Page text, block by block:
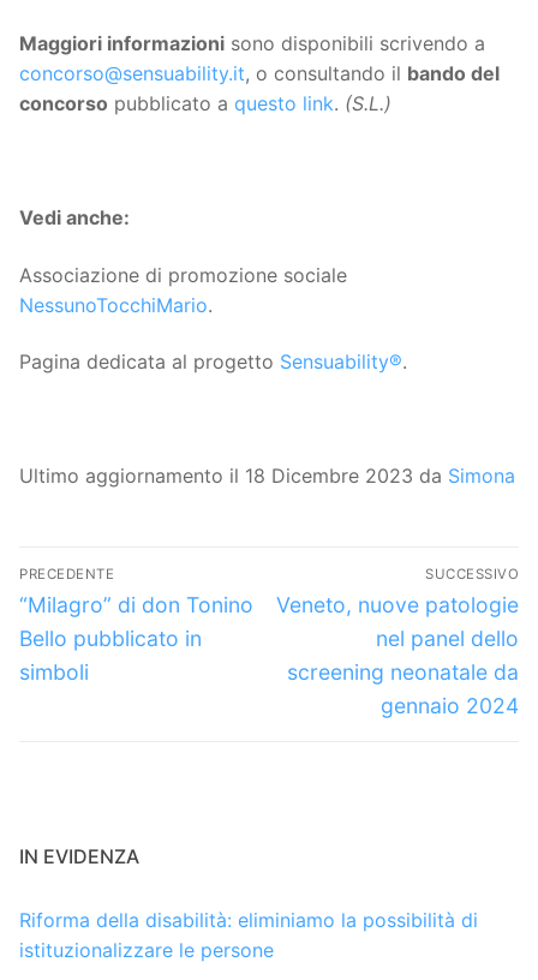
Maggiori informazioni sono disponibili scrivendo a
concorso@sensuability.it, o consultando il bando del
concorso pubblicato a questo link. (S.L.)
Vedi anche:
Associazione di promozione sociale
NessunoTocchiMario.
Pagina dedicata al progetto Sensuability®.
Ultimo aggiornamento il 18 Dicembre 2023 da Simona
Navigazione
articoli
PRECEDENTE
Articolo
precedente:
“Milagro” di don Tonino
Bello pubblicato in
simboli
SUCCESSIVO
Articolo
successivo:
Veneto, nuove patologie
nel panel dello
screening neonatale da
gennaio 2024
IN EVIDENZA
Riforma della disabilità: eliminiamo la possibilità di
istituzionalizzare le persone